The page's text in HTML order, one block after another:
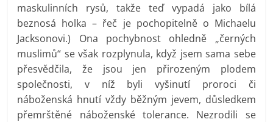
maskulinních rysů, takže teď vypadá jako bílá
beznosá holka – řeč je pochopitelně o Michaelu
Jacksonovi.) Ona pochybnost ohledně „černých
muslimů“ se však rozplynula, když jsem sama sebe
přesvědčila, že jsou jen přirozeným plodem
společnosti, v níž byli vyšinutí proroci či
náboženská hnutí vždy běžným jevem, důsledkem
přemrštěné náboženské tolerance. Nezrodili se